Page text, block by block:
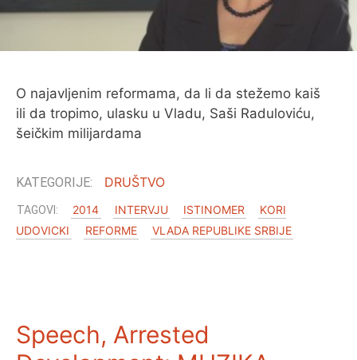
O najavljenim reformama, da li da stežemo kaiš
ili da tropimo, ulasku u Vladu, Saši Raduloviću,
šeičkim milijardama
DRUŠTVO
2014 INTERVJU ISTINOMER
KORI
UDOVICKI
REFORME VLADA REPUBLIKE SRBIJE
Speech, Arrested